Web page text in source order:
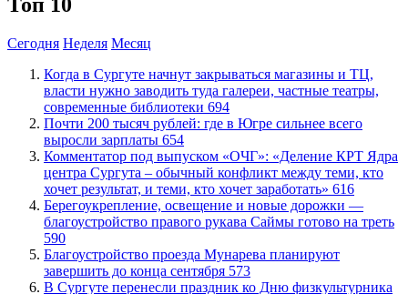
Сегодня Неделя Месяц
​Когда в Сургуте начнут закрываться магазины и ТЦ,
власти нужно заводить туда галереи, частные театры,
современные библиотеки 694
​Почти 200 тысяч рублей: где в Югре сильнее всего
выросли зарплаты 654
​Комментатор под выпуском «ОЧГ»: «Деление КРТ Ядра
центра Сургута – обычный конфликт между теми, кто
хочет результат, и теми, кто хочет заработать» 616
Берегоукрепление, освещение и новые дорожки —
благоустройство правого рукава Саймы готово на треть
590
Благоустройство проезда Мунарева планируют
завершить до конца сентября 573
​В Сургуте перенесли праздник ко Дню физкультурника